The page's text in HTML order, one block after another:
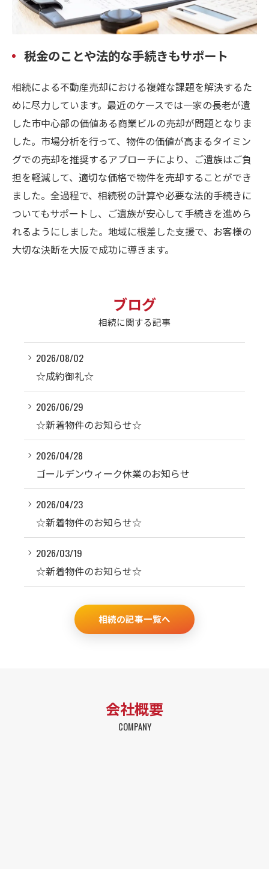
税金のことや法的な手続きもサポート
相続による不動産売却における複雑な課題を解決するた
めに尽力しています。最近のケースでは一家の長老が遺
した市中心部の価値ある商業ビルの売却が問題となりま
した。市場分析を行って、物件の価値が高まるタイミン
グでの売却を推奨するアプローチにより、ご遺族はご負
担を軽減して、適切な価格で物件を売却することができ
ました。全過程で、相続税の計算や必要な法的手続きに
ついてもサポートし、ご遺族が安心して手続きを進めら
れるようにしました。地域に根差した支援で、お客様の
大切な決断を大阪で成功に導きます。
ブログ
相続に関する記事
2026/08/02
☆成約御礼☆
2026/06/29
☆新着物件のお知らせ☆
2026/04/28
ゴールデンウィーク休業のお知らせ
2026/04/23
☆新着物件のお知らせ☆
2026/03/19
☆新着物件のお知らせ☆
相続の記事一覧へ
会社概要
COMPANY